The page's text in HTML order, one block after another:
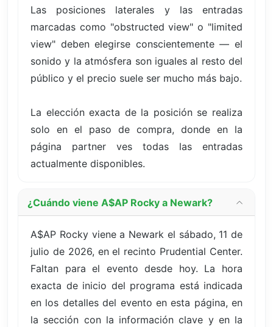
Las posiciones laterales y las entradas
marcadas como "obstructed view" o "limited
view" deben elegirse conscientemente — el
sonido y la atmósfera son iguales al resto del
público y el precio suele ser mucho más bajo.
La elección exacta de la posición se realiza
solo en el paso de compra, donde en la
página partner ves todas las entradas
actualmente disponibles.
¿Cuándo viene A$AP Rocky a Newark?
A$AP Rocky viene a Newark el sábado, 11 de
julio de 2026, en el recinto Prudential Center.
Faltan para el evento desde hoy. La hora
exacta de inicio del programa está indicada
en los detalles del evento en esta página, en
la sección con la información clave y en la